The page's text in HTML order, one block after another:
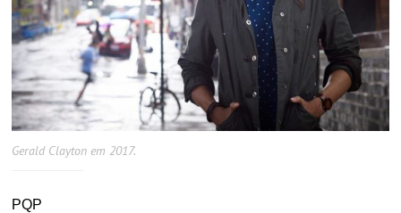
Gerald Clayton em 2017.
PQP